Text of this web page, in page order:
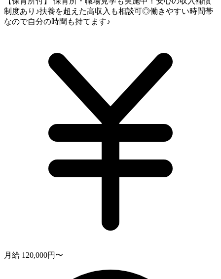
制度あり♪扶養を超えた高収入も相談可◎働きやすい時間帯
なので自分の時間も持てます♪
月給 120,000円〜